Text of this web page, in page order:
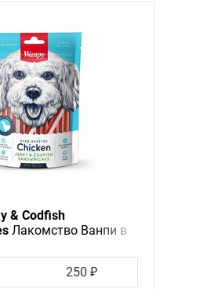
& Codfish
Лакомство Ванпи в
250 ₽